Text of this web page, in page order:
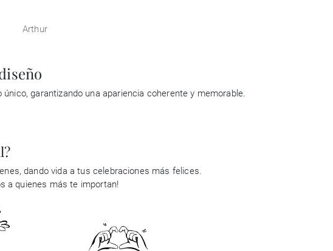
Arthur
garantizando una apariencia coherente y memorable.
dando vida a tus celebraciones más felices.
a quienes más te importan!